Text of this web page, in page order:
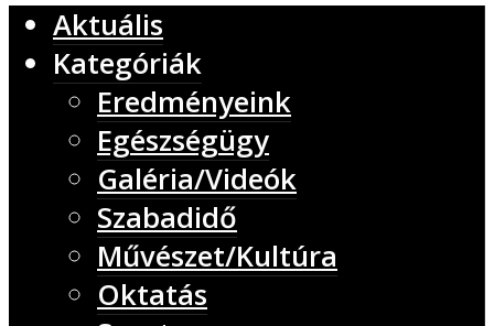
Aktuális
Kategóriák
Eredményeink
Egészségügy
Galéria/Videók
Szabadidő
Művészet/Kultúra
Oktatás